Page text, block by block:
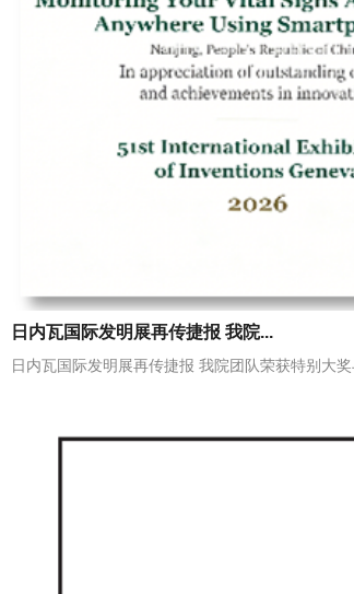
日内瓦国际发明展再传捷报 我院...
日内瓦国际发明展再传捷报 我院团队荣获特别大